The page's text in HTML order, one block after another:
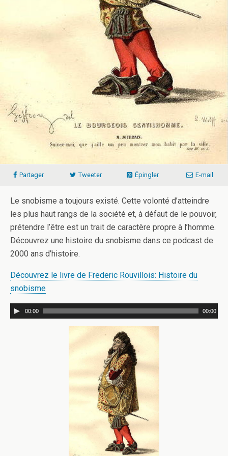
Partager Tweeter Épingler E-mail
Le snobisme a toujours existé. Cette volonté d’atteindre
les plus haut rangs de la société et, à défaut de le pouvoir,
prétendre l’être est un trait de caractère propre à l’homme.
Découvrez une histoire du snobisme dans ce podcast de
2000 ans d’histoire.
Découvrez le livre de Frederic Rouvillois: Histoire du
snobisme
00:00 00:00